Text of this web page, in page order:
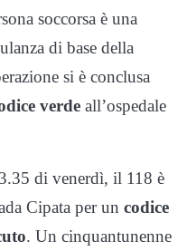
soccorsa è una
di base della
si è conclusa
verde all’ospedale
di venerdì, il 118 è
Cipata per un codice
. Un cinquantunenne